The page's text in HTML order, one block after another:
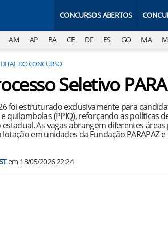
CONCURSOS ABERTOS
AM AP BA CE DF ES GO MA
DO CONCURSO
Seletivo
foi estruturado exclusivamente para
quilombolas (PPIQ), reforçando as políticas
As vagas abrangem diferentes
em unidades da Fundação PARAPAZ
em 13/05/2026 22:24